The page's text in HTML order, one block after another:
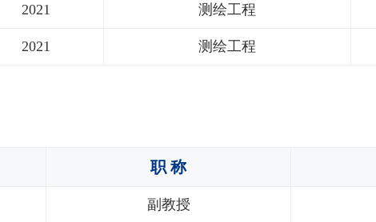
2021 测绘工程
2021 测绘工程
职 称
副教授